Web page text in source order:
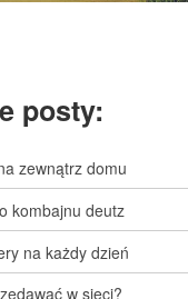
posty:
zewnątrz domu
kombajnu deutz
na każdy dzień
w sieci?